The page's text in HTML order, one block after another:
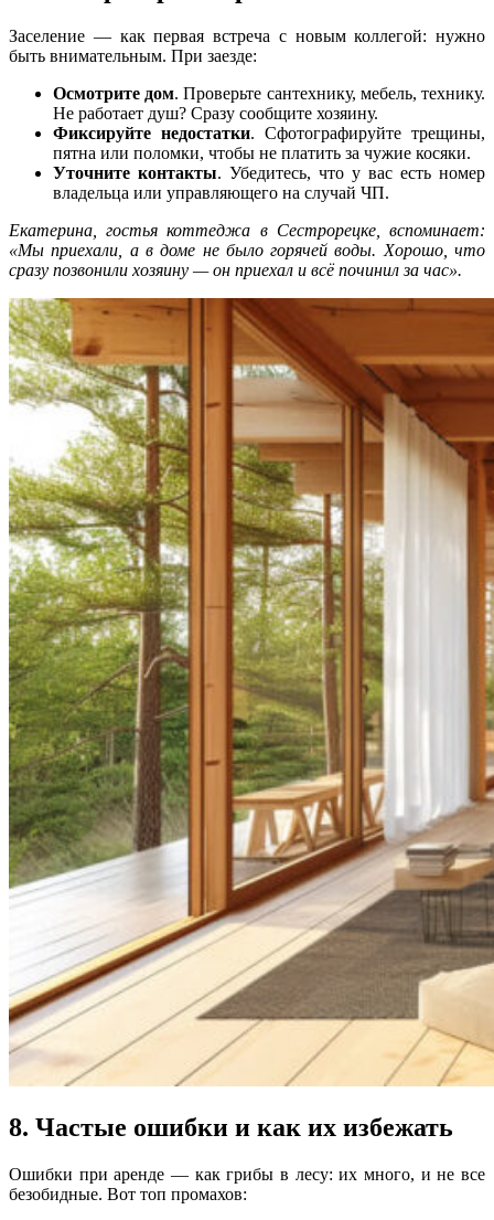
Заселение — как первая встреча с новым коллегой: нужно
быть внимательным. При заезде:
Осмотрите дом. Проверьте сантехнику, мебель, технику.
Не работает душ? Сразу сообщите хозяину.
Фиксируйте недостатки. Сфотографируйте трещины,
пятна или поломки, чтобы не платить за чужие косяки.
Уточните контакты. Убедитесь, что у вас есть номер
владельца или управляющего на случай ЧП.
Екатерина, гостья коттеджа в Сестрорецке, вспоминает:
«Мы приехали, а в доме не было горячей воды. Хорошо, что
сразу позвонили хозяину — он приехал и всё починил за час».
8. Частые ошибки и как их избежать
Ошибки при аренде — как грибы в лесу: их много, и не все
безобидные. Вот топ промахов: